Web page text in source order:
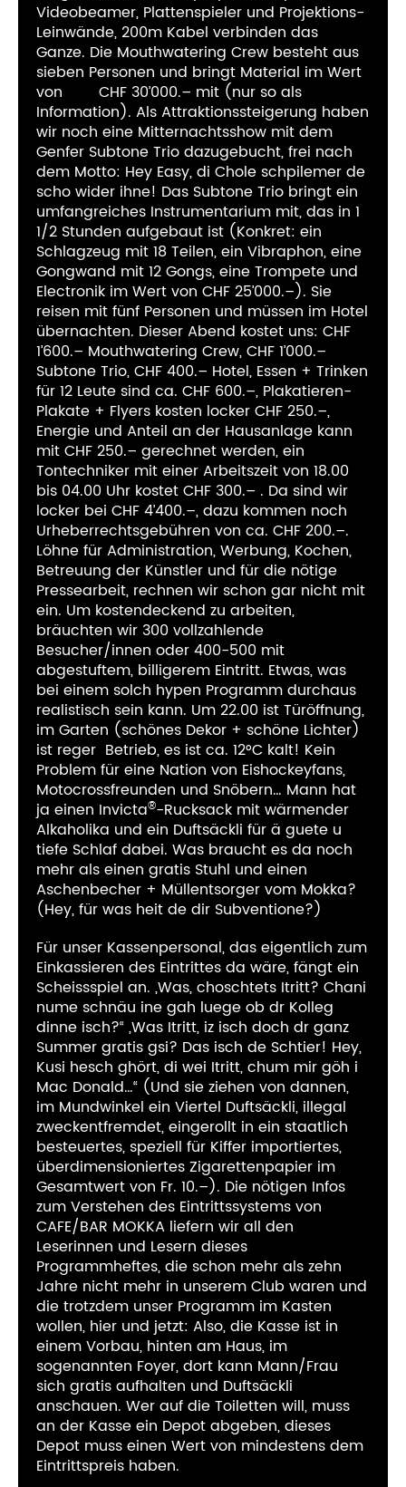
Videobeamer, Plattenspieler und Projektions-
Leinwände, 200m Kabel verbinden das
Ganze. Die Mouthwatering Crew besteht aus
sieben Personen und bringt Material im Wert
von
CHF 30’000.– mit (nur so als
Information). Als Attraktionssteigerung haben
wir noch eine Mitternachtsshow mit dem
Genfer Subtone Trio dazugebucht, frei nach
dem Motto: Hey Easy, di Chole schpilemer de
scho wider ihne! Das Subtone Trio bringt ein
umfangreiches Instrumentarium mit, das in 1
1/2 Stunden aufgebaut ist (Konkret: ein
Schlagzeug mit 18 Teilen, ein Vibraphon, eine
Gongwand mit 12 Gongs, eine Trompete und
Electronik im Wert von CHF 25’000.–). Sie
reisen mit fünf Personen und müssen im Hotel
übernachten. Dieser Abend kostet uns: CHF
1’600.– Mouthwatering Crew, CHF 1’000.–
Subtone Trio, CHF 400.– Hotel, Essen + Trinken
für 12 Leute sind ca. CHF 600.–, Plakatieren-
Plakate + Flyers kosten locker CHF 250.–,
Energie und Anteil an der Hausanlage kann
mit CHF 250.– gerechnet werden, ein
Tontechniker mit einer Arbeitszeit von 18.00
bis 04.00 Uhr kostet CHF 300.– . Da sind wir
locker bei CHF 4’400.–, dazu kommen noch
Urheberrechtsgebühren von ca. CHF 200.–.
Löhne für Administration, Werbung, Kochen,
Betreuung der Künstler und für die nötige
Pressearbeit, rechnen wir schon gar nicht mit
ein. Um kostendeckend zu arbeiten,
bräuchten wir 300 vollzahlende
Besucher/innen oder 400-500 mit
abgestuftem, billigerem Eintritt. Etwas, was
bei einem solch hypen Programm durchaus
realistisch sein kann. Um 22.00 ist Türöffnung,
im Garten (schönes Dekor + schöne Lichter)
ist reger Betrieb, es ist ca. 12°C kalt! Kein
Problem für eine Nation von Eishockeyfans,
Motocrossfreunden und Snöbern… Mann hat
ja einen Invicta®-Rucksack mit wärmender
Alkaholika und ein Duftsäckli für ä guete u
tiefe Schlaf dabei. Was braucht es da noch
mehr als einen gratis Stuhl und einen
Aschenbecher + Müllentsorger vom Mokka?
(Hey, für was heit de dir Subventione?)
Für unser Kassenpersonal, das eigentlich zum
Einkassieren des Eintrittes da wäre, fängt ein
Scheissspiel an. „Was, choschtets Itritt? Chani
nume schnäu ine gah luege ob dr Kolleg
dinne isch?“ „Was Itritt, iz isch doch dr ganz
Summer gratis gsi? Das isch de Schtier! Hey,
Kusi hesch ghört, di wei Itritt, chum mir göh i
Mac Donald…“ (Und sie ziehen von dannen,
im Mundwinkel ein Viertel Duftsäckli, illegal
zweckentfremdet, eingerollt in ein staatlich
besteuertes, speziell für Kiffer importiertes,
überdimensioniertes Zigarettenpapier im
Gesamtwert von Fr. 10.–). Die nötigen Infos
zum Verstehen des Eintrittssystems von
CAFE/BAR MOKKA liefern wir all den
Leserinnen und Lesern dieses
Programmheftes, die schon mehr als zehn
Jahre nicht mehr in unserem Club waren und
die trotzdem unser Programm im Kasten
wollen, hier und jetzt: Also, die Kasse ist in
einem Vorbau, hinten am Haus, im
sogenannten Foyer, dort kann Mann/Frau
sich gratis aufhalten und Duftsäckli
anschauen. Wer auf die Toiletten will, muss
an der Kasse ein Depot abgeben, dieses
Depot muss einen Wert von mindestens dem
Eintrittspreis haben.